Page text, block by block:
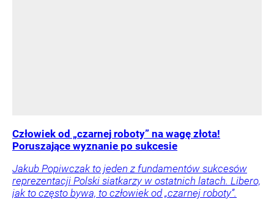
Człowiek od „czarnej roboty” na wagę złota!
Poruszające wyznanie po sukcesie
Jakub Popiwczak to jeden z fundamentów sukcesów
reprezentacji Polski siatkarzy w ostatnich latach. Libero,
jak to często bywa, to człowiek od „czarnej roboty”.